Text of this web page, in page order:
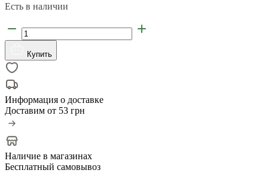
Есть в наличии
Купить
Информация о доставке
Доставим от 53 грн
Наличие в магазинах
Бесплатный самовывоз